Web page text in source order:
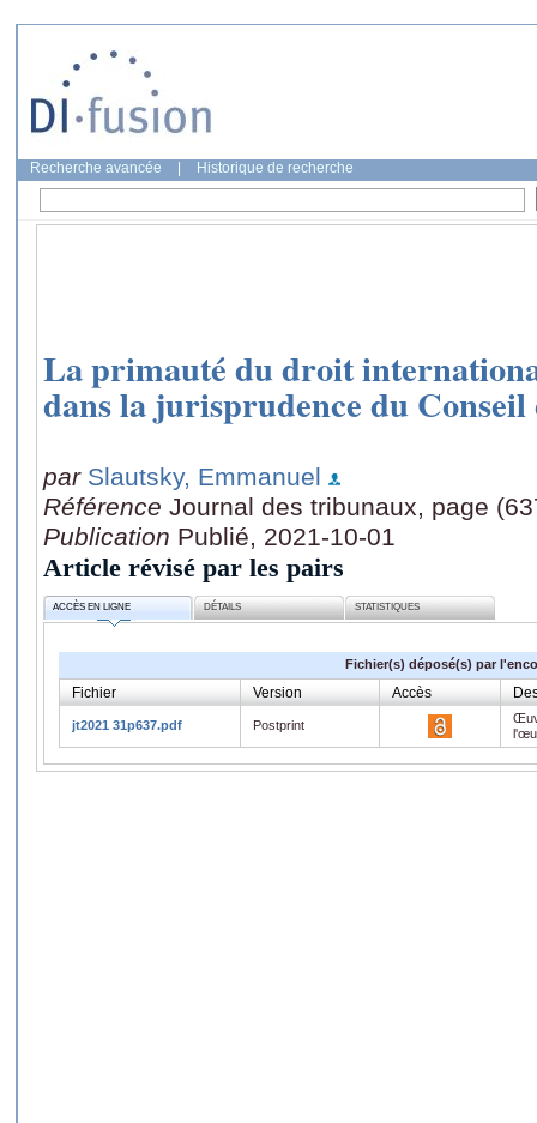
Recherche avancée Historique de recherche
La primauté du droit
dans la jurisprudence du
par Slautsky, Emmanuel
Référence Journal des tribunaux, page
Publication Publié, 2021-10-01
Article révisé par les pairs
ACCÈS EN LIGNE DÉTAILS STATISTIQUES
Fichier(s) déposé(s) par
Fichier Version Accès
jt2021 31p637.pdf Postprint